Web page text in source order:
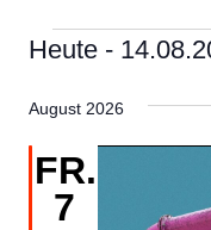
Heute -
wählen.
August 2026
FR.
7